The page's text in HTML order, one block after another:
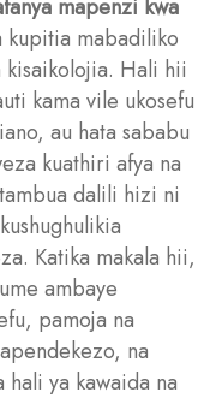
mapenzi kwa
kupitia mabadiliko
Hali hii
kama vile ukosefu
au hata sababu
kuathiri afya na
dalili hizi ni
Katika makala hii,
ambaye
pamoja na
na
ya kawaida na